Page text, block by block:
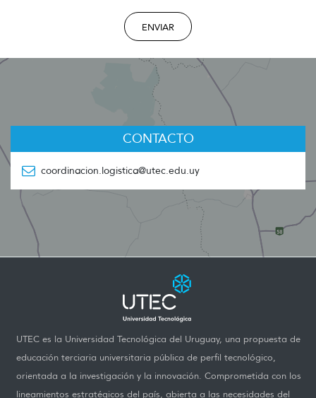
ENVIAR
CONTACTO
coordinacion.logistica@utec.edu.uy
UTEC es la Universidad Tecnológica del Uruguay, una propuesta de
educación terciaria universitaria pública de perfil tecnológico,
orientada a la investigación y la innovación. Comprometida con los
lineamientos estratégicos del país, abierta a las necesidades del